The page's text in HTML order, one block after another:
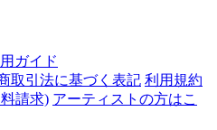
ガイド
取引法に基づく表記 利用規約
請求) アーティストの方はこ